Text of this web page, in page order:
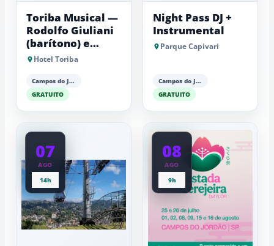
Toriba Musical —
Rodolfo Giuliani
(barítono) e
Antonio Luiz
Hotel Toriba
Campos do Jordão
GRATUITO
Night Pass DJ +
Instrumental
Parque Capivari
Campos do Jordão
GRATUITO
07
AGO
14h
08
AGO
9h